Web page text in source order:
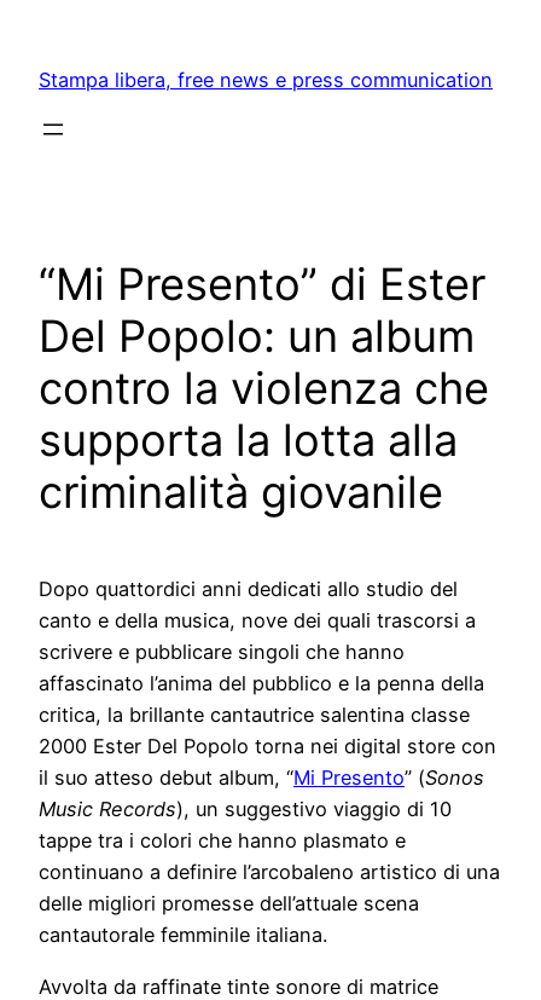
content
Stampa libera, free news e press communication
“Mi Presento” di Ester
Del Popolo: un album
contro la violenza che
supporta la lotta alla
criminalità giovanile
Dopo quattordici anni dedicati allo studio del
canto e della musica, nove dei quali trascorsi a
scrivere e pubblicare singoli che hanno
affascinato l’anima del pubblico e la penna della
critica, la brillante cantautrice salentina classe
2000 Ester Del Popolo torna nei digital store con
il suo atteso debut album, “Mi Presento” (Sonos
Music Records), un suggestivo viaggio di 10
tappe tra i colori che hanno plasmato e
continuano a definire l’arcobaleno artistico di una
delle migliori promesse dell’attuale scena
cantautorale femminile italiana.
Avvolta da raffinate tinte sonore di matrice